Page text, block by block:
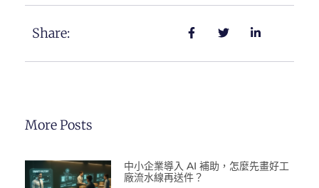
Share:
More Posts
中小企業導入 AI 補助，怎麼先畫好工
廠流水線再送件？